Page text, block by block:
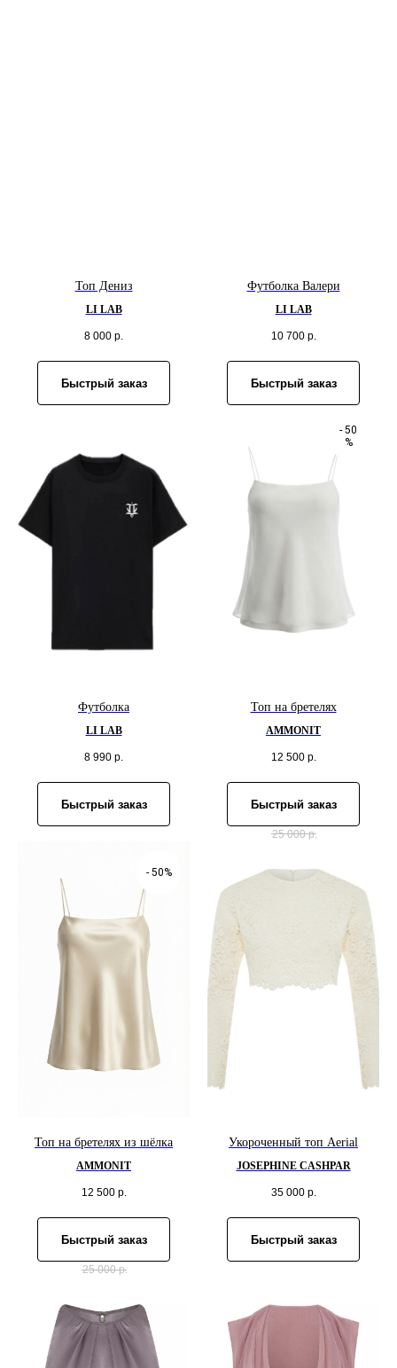
Топ Дениз
LI LAB
8 000 р.
Быстрый заказ
Футболка Валери
LI LAB
10 700 р.
Быстрый заказ
Футболка
LI LAB
8 990 р.
Быстрый заказ
- 50
%
Топ на бретелях
AMMONIT
12 500 р.
Быстрый заказ
25 000 р.
- 50%
Топ на бретелях из шёлка
AMMONIT
12 500 р.
Быстрый заказ
25 000 р.
Укороченный топ Aerial
JOSEPHINE CASHPAR
35 000 р.
Быстрый заказ